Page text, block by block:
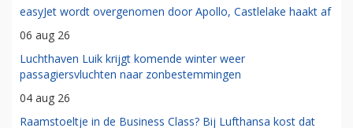
easyJet wordt overgenomen door Apollo, Castlelake haakt af
06 aug 26
Luchthaven Luik krijgt komende winter weer
passagiersvluchten naar zonbestemmingen
04 aug 26
Raamstoeltje in de Business Class? Bij Lufthansa kost dat